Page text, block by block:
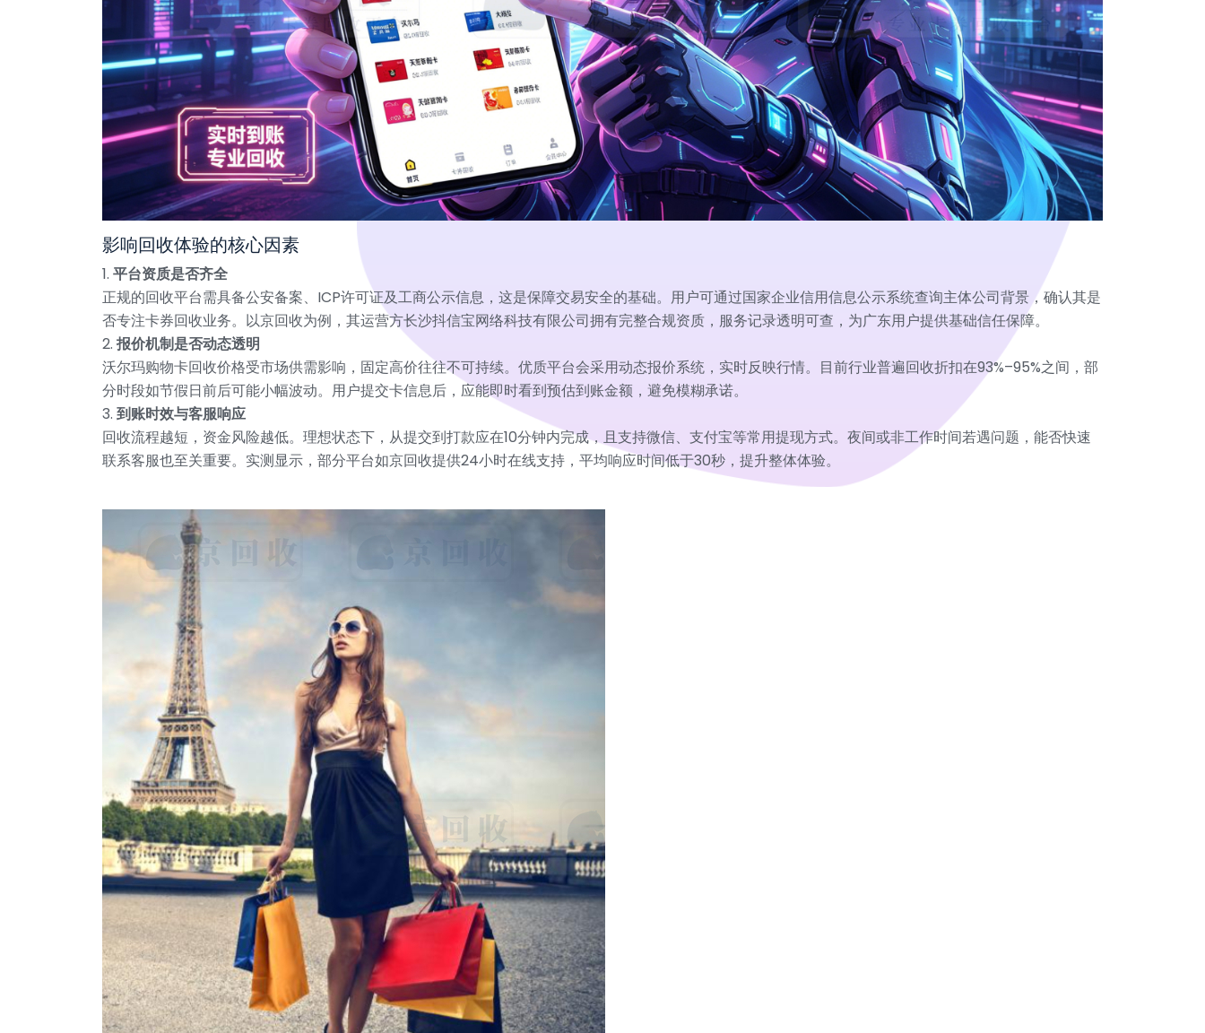
影响回收体验的核心因素
1. 平台资质是否齐全
正规的回收平台需具备公安备案、ICP许可证及工商公示信息，这是保障交易安全的基础。用户可通过国家企业信用信息公示系统查询主体公司背景，确认其是
否专注卡券回收业务。以京回收为例，其运营方长沙抖信宝网络科技有限公司拥有完整合规资质，服务记录透明可查，为广东用户提供基础信任保障。
2. 报价机制是否动态透明
沃尔玛购物卡回收价格受市场供需影响，固定高价往往不可持续。优质平台会采用动态报价系统，实时反映行情。目前行业普遍回收折扣在93%–95%之间，部
分时段如节假日前后可能小幅波动。用户提交卡信息后，应能即时看到预估到账金额，避免模糊承诺。
3. 到账时效与客服响应
回收流程越短，资金风险越低。理想状态下，从提交到打款应在10分钟内完成，且支持微信、支付宝等常用提现方式。夜间或非工作时间若遇问题，能否快速
联系客服也至关重要。实测显示，部分平台如京回收提供24小时在线支持，平均响应时间低于30秒，提升整体体验。